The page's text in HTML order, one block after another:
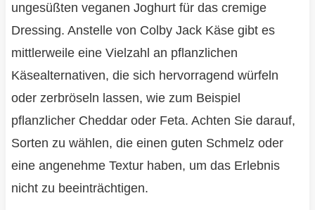
ungesüßten veganen Joghurt für das cremige
Dressing. Anstelle von Colby Jack Käse gibt es
mittlerweile eine Vielzahl an pflanzlichen
Käsealternativen, die sich hervorragend würfeln
oder zerbröseln lassen, wie zum Beispiel
pflanzlicher Cheddar oder Feta. Achten Sie darauf,
Sorten zu wählen, die einen guten Schmelz oder
eine angenehme Textur haben, um das Erlebnis
nicht zu beeinträchtigen.